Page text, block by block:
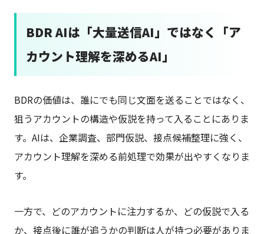
BDR AIは「大量送信AI」ではなく「ア
カウント理解を深めるAI」
BDRの価値は、誰にでも同じ文面を送ることではなく、
狙うアカウントの構造や仮説を持って入ることにありま
す。AIは、企業調査、部門仮説、接点候補整理に強く、
アカウント理解を深める前処理で効果が出やすくなりま
す。
一方で、どのアカウントに注力するか、どの仮説で入る
か、接点後に誰が追うかの判断は人が持つ必要がありま